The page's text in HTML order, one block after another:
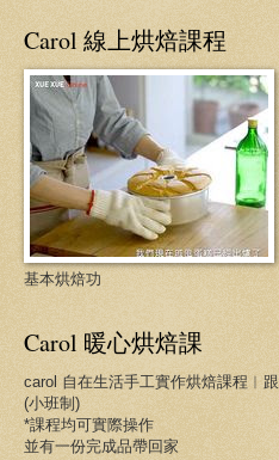
Carol 線上烘焙課程
基本烘焙功
Carol 暖心烘焙課
carol 自在生活手工實作烘焙課程︱
(小班制)
*課程均可實際操作
並有一份完成品帶回家